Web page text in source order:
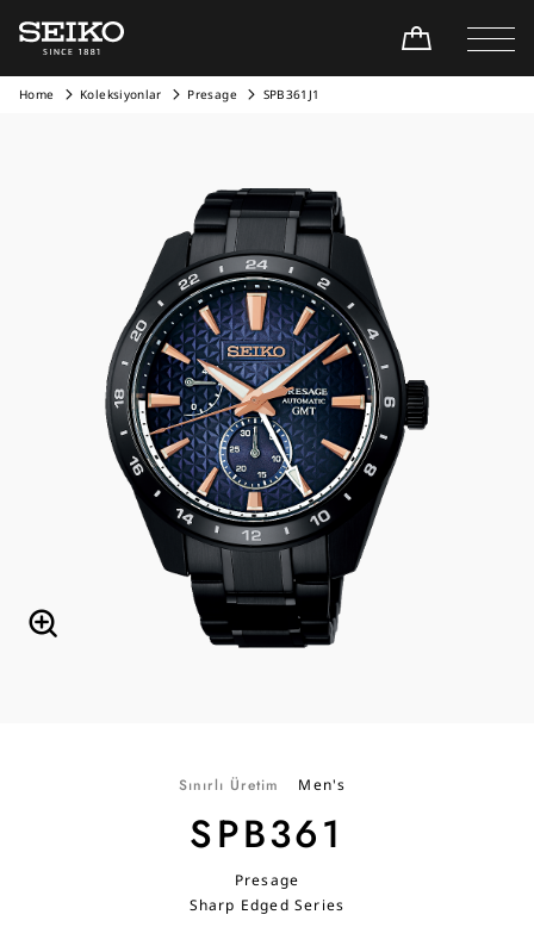
Home Koleksiyonlar Presage SPB361J1
Sınırlı Üretim Men's
SPB361
Presage
Sharp Edged Series